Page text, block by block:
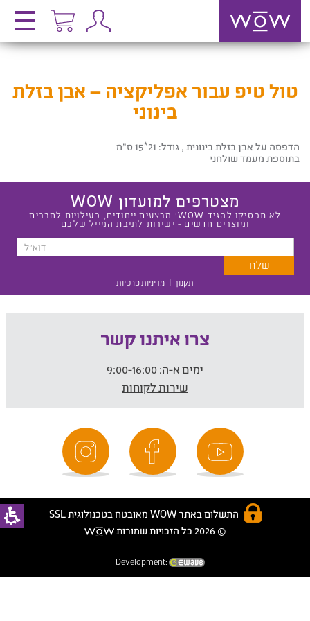
טול טיפ עבור אפליקציה – אבן בזלת
בינוני
הדפסה על אבן בזלת בינונית , גודל: 21*15 ס”מ
בתוספת מעמד שולחני
מצטרפים למועדון WOW
לא תפסיקו להגיד WOW! מבצעים ייחודים, פעילויות לחברים
ומוצרים חדשים - ישירות לתיבת המייל שלכם
תקנון | מדיניות פרטיות
צרו איתנו קשר
ימים א-ה:
שירות לקוחות
התשלום באתר WOW מאובטח בטכנולוגית SSL
© 2026 כל הזכויות שמורות
Development: